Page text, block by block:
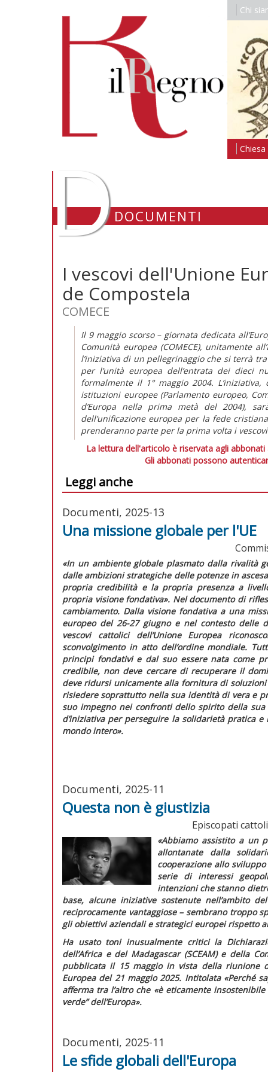
Chi
DDOCUMENTI
I vescovi dell'Unione
de Compostela
COMECE
Il 9 maggio scorso – giornata dedicata
Comunità europea (COMECE), unitamente
l’iniziativa di un pellegrinaggio che si terrà
per l’unità europea dell’entrata dei dieci
formalmente il 1° maggio 2004.
istituzioni europee (Parlamento europeo,
d’Europa nella prima metà del 2004),
dell’unificazione europea per la fede
prenderanno parte per la prima volta i
La lettura dell'articolo è riservata agli abbonati
Gli abbonati possono
Leggi anche
Documenti, 2025-13
Una missione globale per l'UE
«In un ambiente globale plasmato dalla rivalità
dalle ambizioni strategiche delle potenze in
propria credibilità e la propria presenza a
propria visione fondativa». Neldocumento di
cambiamento. Dalla visione fondativa a una
europeo del 26-27 giugno e nel contesto delle
vescovi cattolici dell’Unione Europea
sconvolgimento in atto dell’ordine mondiale.
principi fondativi e dal suo essere nata come
credibile, non deve cercare di recuperare il
deve ridursi unicamente alla fornitura di soluzioni
risiedere soprattutto nella sua identità di vera e
suo impegno nei confronti dello spirito della
d’iniziativa per perseguire la solidarietà pratica
mondo intero».
Documenti, 2025-11
Questa non è giustizia
Episcopati
«Abbiamo assistito a un
allontanate dalla
cooperazione allo
serie di interessi
intenzioni che stanno
base, alcune iniziative sostenute nell’ambito
reciprocamente vantaggiose – sembrano troppo
gli obiettivi aziendali e strategici europei rispetto
Ha usato toni inusualmente critici la
dell’Africa e del Madagascar (SCEAM) e della
pubblicata il 15 maggio in vista della riunione
Europea del 21 maggio 2025. Intitolata «Perché
afferma tra l’altro che «è eticamente
verde” dell’Europa».
Documenti, 2025-11
Le sfide globali dell'Europa